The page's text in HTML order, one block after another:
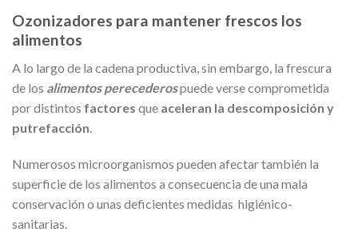
Ozonizadores para mantener frescos los
alimentos
A lo largo de la cadena productiva, sin embargo, la frescura
de los alimentos perecederospuede verse comprometida
por distintos factores que aceleran la descomposición y
putrefacción
Numerosos microorganismos pueden afectar también la
superficie de los alimentos a consecuencia de una mala
conservación o unas deficientes medidas higiénico-
sanitarias.